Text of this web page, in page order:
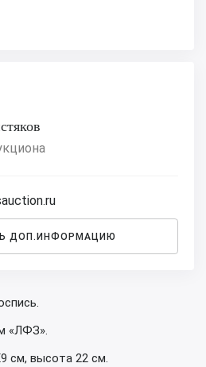
ДОП.ИНФОРМАЦИЮ
«ЛФЗ».
см, высота 22 см.